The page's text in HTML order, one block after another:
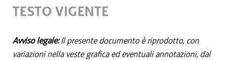
TESTO VIGENTE
Avviso legale:Il presente documento è riprodotto, con
variazioni nella veste grafica ed eventuali annotazioni, dal